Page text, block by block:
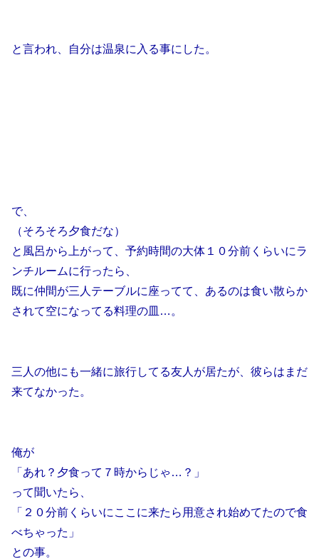
と言われ、自分は温泉に入る事にした。
で、
（そろそろ夕食だな）
と風呂から上がって、予約時間の大体１０分前くらいにラ
ンチルームに行ったら、
既に仲間が三人テーブルに座ってて、あるのは食い散らか
されて空になってる料理の皿…。
三人の他にも一緒に旅行してる友人が居たが、彼らはまだ
来てなかった。
俺が
「あれ？夕食って７時からじゃ…？」
って聞いたら、
「２０分前くらいにここに来たら用意され始めてたので食
べちゃった」
との事。